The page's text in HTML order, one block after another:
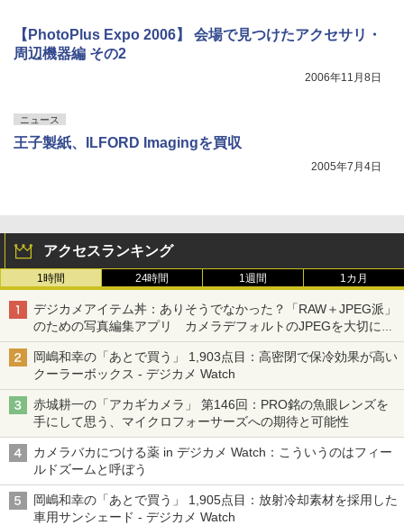
【PhotoPlus Expo 2006】 会場で見つけたアクセサリ・
周辺機器編 その2
2006年11月8日
ニュース
王子製紙、ILFORD Imagingを買収
2005年7月4日
アクセスランキング
1時間 24時間 1週間 1カ月
デジカメアイテム丼：ありそうでなかった？「RAW＋JPEG派」
のための写真編集アプリ カメラデフォルトのJPEGを大切にす
る「Filmator」
岡嶋和幸の「あとで買う」 1,903点目：高密閉で保冷効果が高い
クーラーボックス - デジカメ Watch
赤城耕一の「アカギカメラ」 第146回：PRO銘の魚眼レンズを
手にして思う、マイクロフォーサーズへの期待と可能性
カメラバカにつける薬 in デジカメ Watch：こういうのはフィー
ルドズームと呼ぼう
岡嶋和幸の「あとで買う」 1,905点目：放射冷却素材を採用した
車用サンシェード - デジカメ Watch